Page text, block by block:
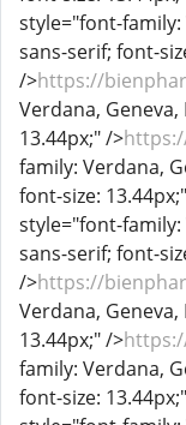
style="font-family:
sans-serif; font-
/>https://
Verdana,
13.44px;" />
family: Verdana,
font-size:
style="font-family:
sans-serif; font-
/>https://
Verdana,
13.44px;" />
family: Verdana,
font-size: